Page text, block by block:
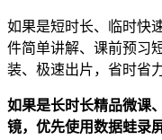
如果是短时长、临时快
件简单讲解、课前预习
装、极速出片，省时省力
如果是长时长精品微课
镜，优先使用数据蛙录